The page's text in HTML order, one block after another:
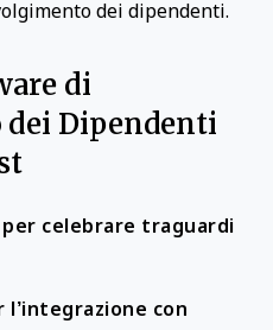
dei dipendenti.
di
Dipendenti
celebrare traguardi
l’integrazione con